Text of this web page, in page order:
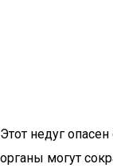
Этот недуг
органы могут